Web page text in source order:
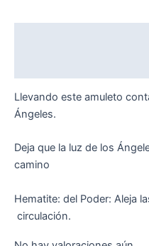
Llevando este amuleto
Ángeles.
Deja que la luz de los
camino
Hematite: del Poder: Aleja
circulación.